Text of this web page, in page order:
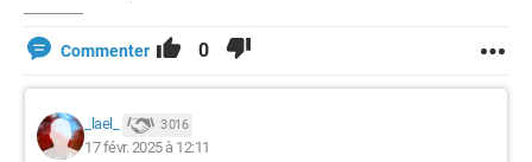
Commenter 0
_lael_ 3 016
17 févr. 2025 à 12:11